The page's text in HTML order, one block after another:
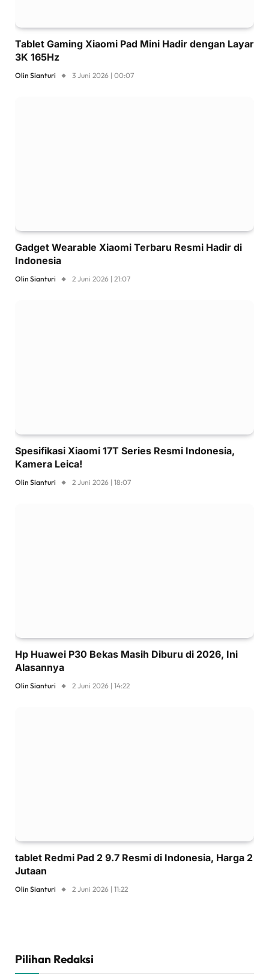
Tablet Gaming Xiaomi Pad Mini Hadir dengan Layar
3K 165Hz
Olin Sianturi 3 Juni 2026 | 00:07
Gadget Wearable Xiaomi Terbaru Resmi Hadir di
Indonesia
Olin Sianturi 2 Juni 2026 | 21:07
Spesifikasi Xiaomi 17T Series Resmi Indonesia,
Kamera Leica!
Olin Sianturi 2 Juni 2026 | 18:07
Hp Huawei P30 Bekas Masih Diburu di 2026, Ini
Alasannya
Olin Sianturi 2 Juni 2026 | 14:22
tablet Redmi Pad 2 9.7 Resmi di Indonesia, Harga 2
Jutaan
Olin Sianturi 2 Juni 2026 | 11:22
Pilihan Redaksi